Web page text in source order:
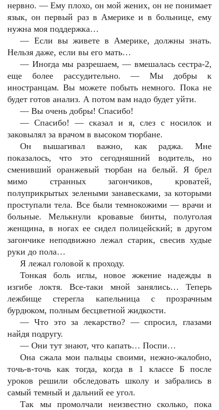
нервно. — Ему плохо, он мой жених, он не понимает
язык, он первый раз в Америке и в больнице, ему
нужна моя поддержка…
— Если вы живете в Америке, должны знать.
Нельзя даже, если вы его мать…
— Иногда мы разрешаем, — вмешалась сестра-2,
еще более рассудительно. — Мы добры к
иностранцам. Вы можете побыть немного. Пока не
будет готов анализ. А потом вам надо будет уйти.
— Вы очень добры! Спасибо!
— Спасибо! — сказал и я, слез с носилок и
заковылял за врачом в высоком тюрбане.
Он вышагивал важно, как раджа. Мне
показалось, что это сегодняшний водитель, но
сменивший оранжевый тюрбан на белый. Я брел
мимо странных загончиков, кроватей,
полуприкрытых зелеными занавесками, за которыми
проступали тела. Все были темнокожими — врачи и
больные. Мелькнули кровавые бинты, полуголая
женщина, в ногах ее сидел полицейский; в другом
загончике неподвижно лежал старик, свесив худые
руки до пола…
Я лежал головой к проходу.
Тонкая боль иглы, новое жжение надежды в
изгибе локтя. Все-таки мной занялись… Теперь
лежбище стерегла капельница с прозрачным
бурдюком, полным бесцветной жидкости.
— Что это за лекарство? — спросил, глазами
найдя подругу.
— Они тут знают, что капать… Поспи…
Она сжала мои пальцы своими, нежно-жалобно,
точь-в-точь как тогда, когда в 1 классе Б после
уроков решили обследовать школу и забрались в
самый темный и дальний ее угол.
Так мы промолчали неизвестно сколько, пока